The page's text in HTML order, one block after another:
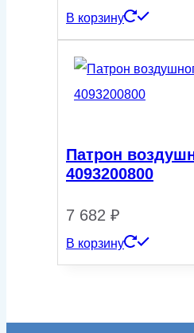
В корзину
Патрон
4093200800
7 682 ₽
В корзину